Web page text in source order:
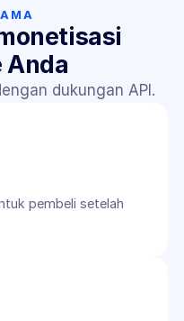
dukungan API.
pembeli setelah